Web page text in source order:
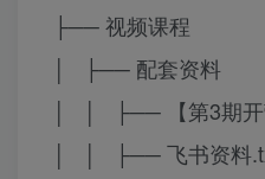
├── 视频课程
│ ├── 配套资料
│ │ ├── 【第3期开
│ │ ├── 飞书资料